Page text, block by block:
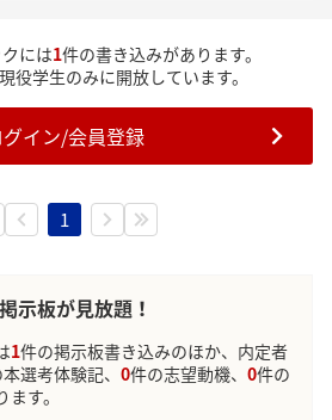
すかー？？
には1件の書き込みがあります。
役学生のみに開放しています。
グイン/会員登録
1
示板が見放題！
1件の掲示板書き込みのほか、内定者
選考体験記、 0件の志望動機、 0件の
す。